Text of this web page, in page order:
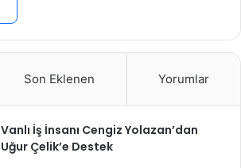
Son Eklenen Yorumlar
Vanlı İş İnsanı Cengiz Yolazan’dan
Uğur Çelik’e Destek